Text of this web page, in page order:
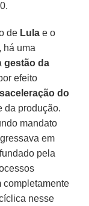
de Lula e o
há uma
gestão da
efeito
do
da produção.
mandato
em
pela
completamente
nesse